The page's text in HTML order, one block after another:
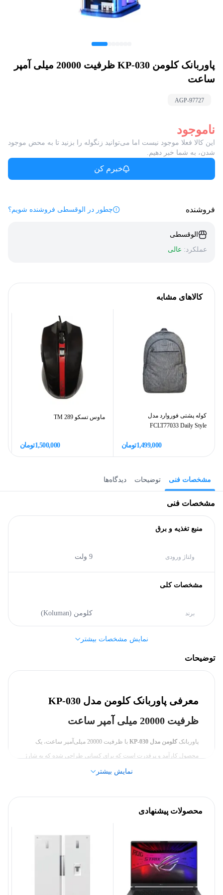
پاوربانک کلومن KP-030 ظرفیت 20000 میلی آمپر
ساعت
AGP-97727
ناموجود
این کالا فعلا موجود نیست اما می‌توانید زنگوله را بزنید تا به محض موجود
شدن، به شما خبر دهیم.
خبرم کن
فروشنده چطور در الوقسطی فروشنده شویم؟
الوقسطی
عملکرد: عالی
کالاهای مشابه
کوله پشتی فوروارد مدل
FCLT77033 Daily Style
1,499,000تومان
ماوس تسکو TM 289
1,500,000تومان
مشخصات فنی توضیحات دیدگاه‌ها
مشخصات فنی
منبع تغذیه و برق
ولتاژ ورودی 9 ولت
مشخصات کلی
برند کلومن (Koluman)
نوع باتری لیتیومی
ظرفیت باتری ۲۰۰۰۰ میلی آمپر ساعت
وزن 500 گرم
سایر مشخصات
شدت جریان ورودی
۵.۰ آمپر مخصوص تبلت و
نمایش مشخصات بیشتر
توضیحات
معرفی پاوربانک کلومن مدل KP-030
ظرفیت 20000 میلی آمپر ساعت
پاوربانک کلومن مدل KP-030
با ظرفیت 20000 میلی‌آمپر ساعت، یک
محصول کارآمد و پرقدرت است که برای کسانی طراحی شده که به شارژ
سریع و چندمنظوره نیاز دارند. در ادامه به معرفی کامل و بررسی
می‌تواند چندین بار دستگاه‌های مختلف مانند گوشی هوشمند، تبلت و
گجت‌های دیگر را شارژ کند. این ظرفیت بالا برای کاربران پرمصرف یا
کسانی که در طول روز به منابع برق دسترسی ندارند، بسیار مناسب
است.
نمایش بیشتر
محصولات پیشنهادی